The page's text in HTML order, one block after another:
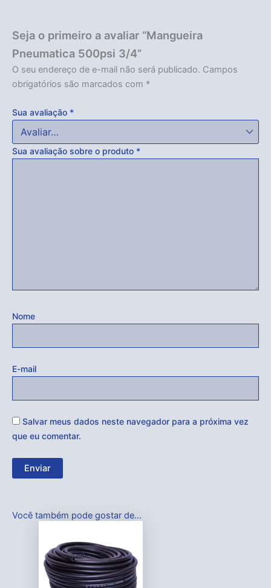
Seja o primeiro a avaliar “Mangueira
Pneumatica 500psi 3/4”
O seu endereço de e-mail não será publicado. Campos
obrigatórios são marcados com *
Sua avaliação *
Sua avaliação sobre o produto *
Nome
E-mail
Salvar meus dados neste navegador para a próxima vez
que eu comentar.
Você também pode gostar de…